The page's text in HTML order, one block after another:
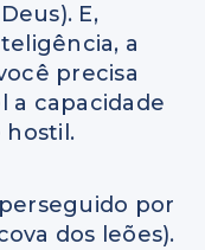
E,
a
precisa
a capacidade
por
dos leões).